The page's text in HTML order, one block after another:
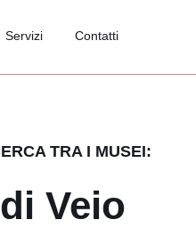
Servizi Contatti
TRA I MUSEI:
Veio